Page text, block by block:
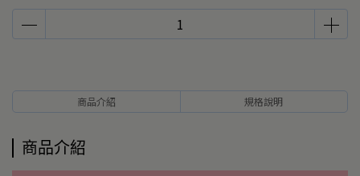
商品介紹 規格說明
商品介紹